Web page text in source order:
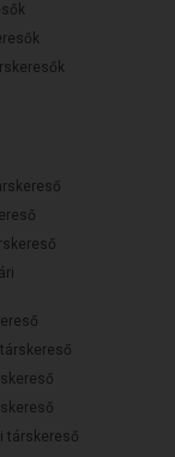
társkereső